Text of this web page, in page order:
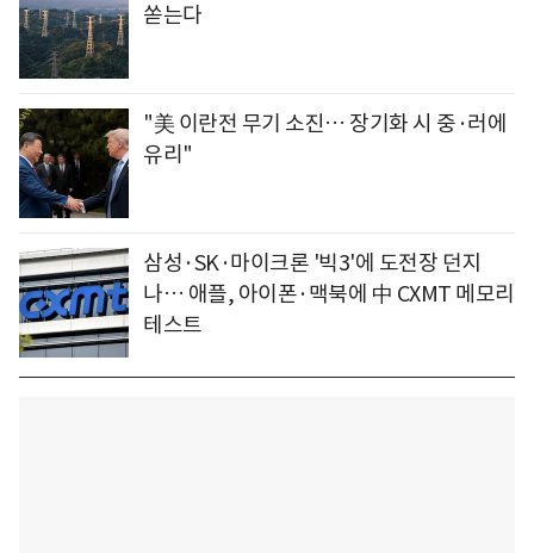
쏟는다
"美 이란전 무기 소진… 장기화 시 중·러에
유리"
삼성·SK·마이크론 '빅3'에 도전장 던지
나… 애플, 아이폰·맥북에 中 CXMT 메모리
테스트